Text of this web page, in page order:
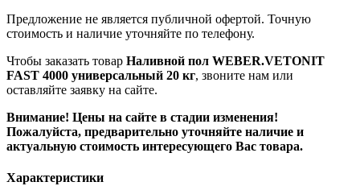
Предложение не является публичной офертой. Точную
стоимость и наличие уточняйте по телефону.
Чтобы заказать товар Наливной пол WEBER.VETONIT
FAST 4000 универсальный 20 кг, звоните нам или
оставляйте заявку на сайте.
Внимание! Цены на сайте в стадии изменения!
Пожалуйста, предварительно уточняйте наличие и
актуальную стоимость интересующего Вас товара.
Характеристики